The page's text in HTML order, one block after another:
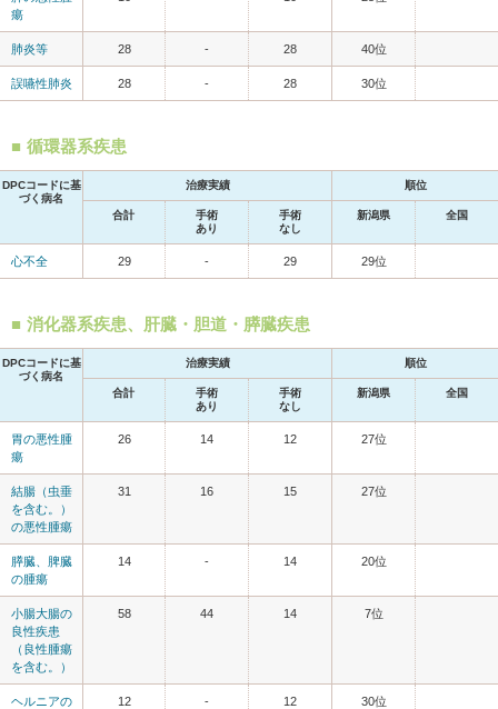
瘍
肺炎等 28 - 28 40位
誤嚥性肺炎 28 - 28 30位
循環器系疾患
DPCコードに基
づく病名
治療実績 順位
合計
手術
あり
手術
なし
新潟県 全国
心不全 29 - 29 29位
消化器系疾患、肝臓・胆道・膵臓疾患
DPCコードに基
づく病名
治療実績 順位
合計
手術
あり
手術
なし
新潟県 全国
胃の悪性腫
瘍
26 14 12 27位
結腸（虫垂
を含む。）
の悪性腫瘍
31 16 15 27位
膵臓、脾臓
の腫瘍
14 - 14 20位
小腸大腸の
良性疾患
（良性腫瘍
を含む。）
58 44 14 7位
ヘルニアの
12 - 12 30位